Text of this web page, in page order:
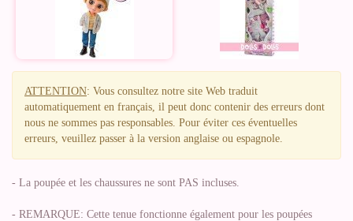
ATTENTION: Vous consultez notre site Web traduit
automatiquement en français, il peut donc contenir des erreurs dont
nous ne sommes pas responsables. Pour éviter ces éventuelles
erreurs, veuillez passer à la version anglaise ou espagnole.
- La poupée et les chaussures ne sont PAS incluses.
- REMARQUE: Cette tenue fonctionne également pour les poupées